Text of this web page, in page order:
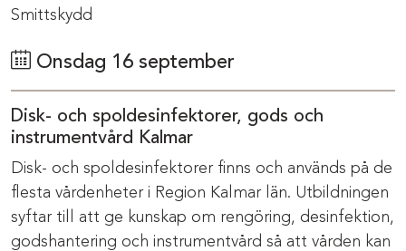
Smittskydd
Onsdag 16 september
Disk- och spoldesinfektorer, gods och
instrumentvård Kalmar
Disk- och spoldesinfektorer finns och används på de
flesta vårdenheter i Region Kalmar län. Utbildningen
syftar till att ge kunskap om rengöring, desinfektion,
godshantering och instrumentvård så att vården kan